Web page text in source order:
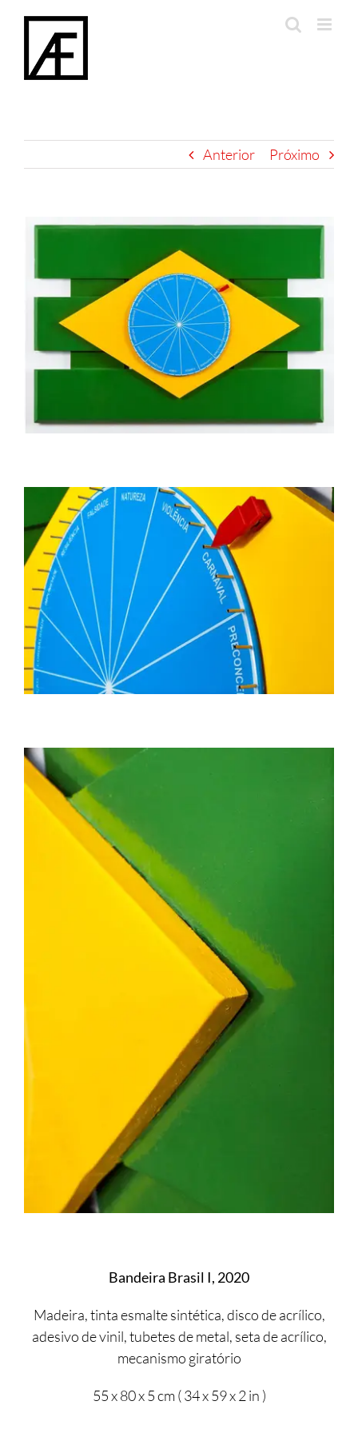
content
Anterior Próximo
Bandeira Brasil I, 2020
Madeira, tinta esmalte sintética, disco de acrílico,
adesivo de vinil, tubetes de metal, seta de acrílico,
mecanismo giratório
55 x 80 x 5 cm ( 34 x 59 x 2 in )